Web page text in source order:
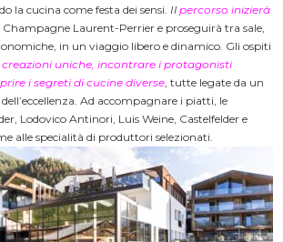
la cucina come festa dei sensi. Ilpercorso inizierà
Champagne Laurent-Perrier e proseguirà tra sale,
in un viaggio libero e dinamico. Gli ospiti
uniche, incontrare i protagonisti
i segreti di cucine diverse , tutte legate da un
Ad accompagnare i piatti, le
Lodovico Antinori, Luis Weine, Castelfelder e
alle specialità di produttori selezionati.